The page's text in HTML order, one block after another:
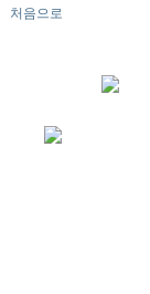
처음으로